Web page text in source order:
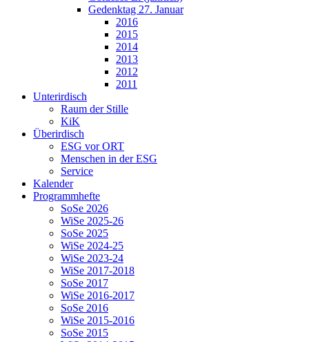
Gedenktag 27. Januar
2016
2015
2014
2013
2012
2011
Unterirdisch
Raum der Stille
KiK
Überirdisch
ESG vor ORT
Menschen in der ESG
Service
Kalender
Programmhefte
SoSe 2026
WiSe 2025-26
SoSe 2025
WiSe 2024-25
WiSe 2023-24
WiSe 2017-2018
SoSe 2017
WiSe 2016-2017
SoSe 2016
WiSe 2015-2016
SoSe 2015